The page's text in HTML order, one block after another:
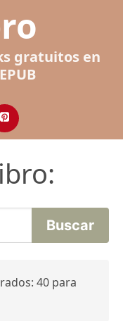
gratuitos en
40 para